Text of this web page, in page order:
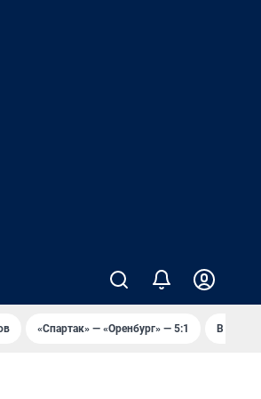
«Спартак» — «Оренбург» — 5:1 В